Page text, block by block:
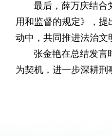
最后，薛万庆结合
用和监督的规定》，
动中，共同推进法治文
张金艳在总结发言
为契机，进一步深耕刑